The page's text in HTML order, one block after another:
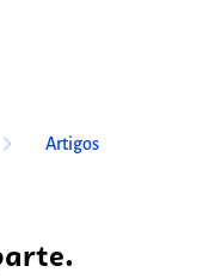
keyboard_arrow_right Artigos